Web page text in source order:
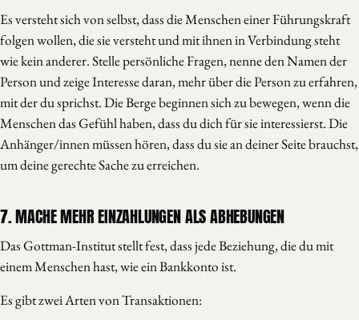
Es versteht sich von selbst, dass die Menschen einer Führungskraft
folgen wollen, die sie versteht und mit ihnen in Verbindung steht
wie kein anderer. Stelle persönliche Fragen, nenne den Namen der
Person und zeige Interesse daran, mehr über die Person zu erfahren,
mit der du sprichst. Die Berge beginnen sich zu bewegen, wenn die
Menschen das Gefühl haben, dass du dich für sie interessierst. Die
Anhänger/innen müssen hören, dass du sie an deiner Seite brauchst,
um deine gerechte Sache zu erreichen.
7. MACHE MEHR EINZAHLUNGEN ALS ABHEBUNGEN
Das Gottman-Institut stellt fest, dass jede Beziehung, die du mit
einem Menschen hast, wie ein Bankkonto ist.
Es gibt zwei Arten von Transaktionen: